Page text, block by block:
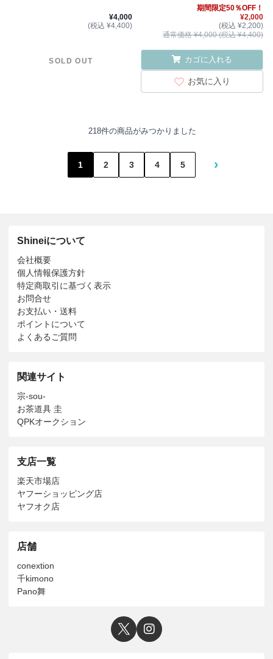
¥4,000
(税込 ¥4,400)
SOLD OUT
期間限定50％OFF！
¥2,000
(税込 ¥2,200)
通常価格 ¥4,000 (税込 ¥4,400)
カゴに入れる
お気に入り
218件の商品がみつかりました
1 2 3 4 5 ›
Shineiについて
会社概要
個人情報保護方針
特定商取引に基づく表示
お問合せ
お支払い・送料
ポイントについて
よくあるご質問
関連サイト
宗-sou-
お茶道具 圭
QPKオークション
支店一覧
楽天市場店
ヤフーショッピング店
ヤフオク店
店舗
conextion
千kimono
Pano舞